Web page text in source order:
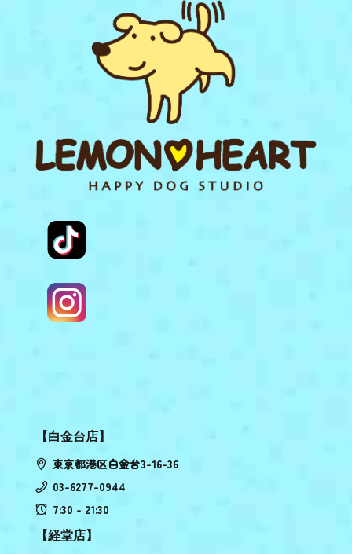
【白金台店】
東京都港区白金台3-16-36
03-6277-0944
7:30 - 21:30
【経堂店】